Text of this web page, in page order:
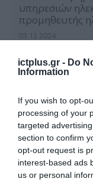
ictplus.gr - Do
Information
If you wish to opt-
processing of your
targeted
section to confirm
opt-out request is
interest-based ads
us or personal
υπηρεσιών
προμηθευτής
PULSE, η
ανεξάρτητα
προγράμματα
εγγραφής του
δικτύου